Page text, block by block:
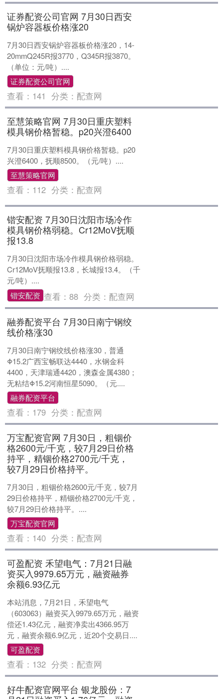
证券配资公司官网 7月30日西安
锅炉容器板价格涨20
7月30日西安锅炉容器板价格涨20，14-
20mmQ245R报3770，Q345R报3870。
（单位：元/吨）....
证券配资公司官网
查看： 141 分类： 配查网
至慧策略官网 7月30日重庆塑料
模具钢价格暂稳。p20兴澄6400
7月30日重庆塑料模具钢价格暂稳。p20
兴澄6400，抚顺8500。（元/吨）....
至慧策略官网
查看： 112 分类： 配查网
锴安配资 7月30日沈阳市场冷作
模具钢价格弱稳。Cr12MoV抚顺
报13.8
7月30日沈阳市场冷作模具钢价格弱稳。
Cr12MoV抚顺报13.8，长城报13.4。（千
元/吨）....
锴安配资 查看：88 分类： 配查网
融券配资平台 7月30日南宁钢绞
线价格涨30
7月30日南宁钢绞线价格涨30，普通
Φ15.2广西宝畅联达4440，水钢金科
4400，天津瑞通4420，澳森金属4380；
无粘结Φ15.2河南恒星5090。（元....
融券配资平台
查看： 179 分类： 配查网
万宝配资官网 7月30日，粗铟价
格2600元/千克，较7月29日价格
持平，精铟价格2700元/千克，
较7月29日价格持平。
7月30日，粗铟价格2600元/千克，较7月
29日价格持平，精铟价格2700元/千克，
较7月29日价格持平。....
万宝配资官网
查看： 140 分类： 配查网
可盈配资 禾望电气：7月21日融
资买入9979.65万元，融资融券
余额6.93亿元
本站消息，7月21日，禾望电气
（603063）融资买入9979.65万元，融资
偿还1.43亿元，融资净卖出4366.95万
元，融资余额6.9亿元，近20个交易日....
可盈配资
查看： 132 分类： 配查网
好牛配资官网平台 银龙股份：7